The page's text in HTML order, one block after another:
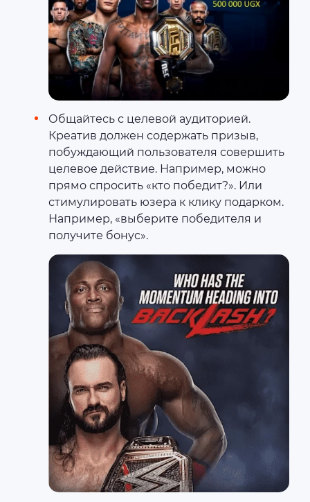
Общайтесь с целевой аудиторией.
Креатив должен содержать призыв,
побуждающий пользователя совершить
целевое действие. Например, можно
прямо спросить «кто победит?». Или
стимулировать юзера к клику подарком.
Например, «выберите победителя и
получите бонус».